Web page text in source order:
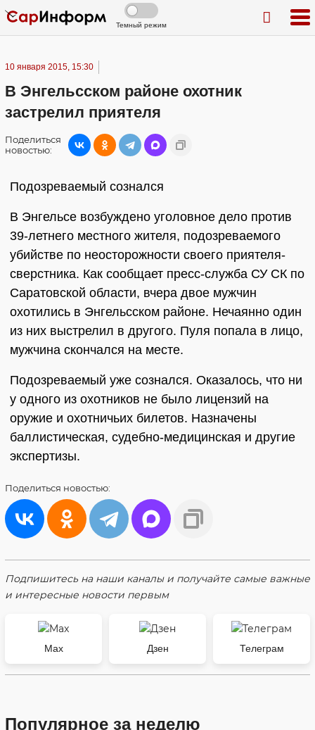
Темный режим
10 января 2015, 15:30
В Энгельсском районе охотник
застрелил приятеля
Поделиться
новостью:
Подозреваемый сознался
В Энгельсе возбуждено уголовное дело против
39-летнего местного жителя, подозреваемого
убийстве по неосторожности своего приятеля-
сверстника. Как сообщает пресс-служба СУ СК по
Саратовской области, вчера двое мужчин
охотились в Энгельсском районе. Нечаянно один
из них выстрелил в другого. Пуля попала в лицо,
мужчина скончался на месте.
Подозреваемый уже сознался. Оказалось, что ни
у одного из охотников не было лицензий на
оружие и охотничьих билетов. Назначены
баллистическая, судебно-медицинская и другие
экспертизы.
Поделиться новостью:
Подпишитесь на наши каналы и получайте самые важные
и интересные новости первым
Max Дзен Телеграм
Популярное за неделю